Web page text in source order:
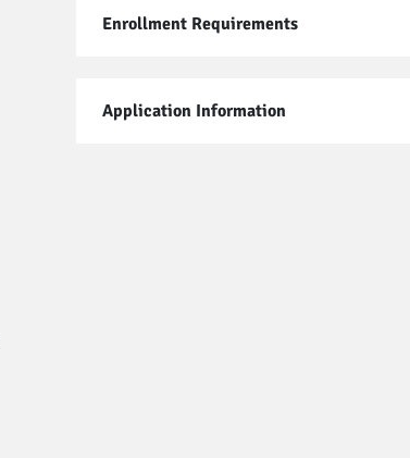
Enrollment Requirements
Application Information